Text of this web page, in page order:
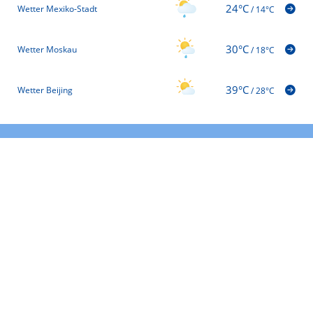
Wetter Mexiko-Stadt 24°C/14°C
Wetter Moskau 30°C/18°C
Wetter Beijing 39°C/28°C